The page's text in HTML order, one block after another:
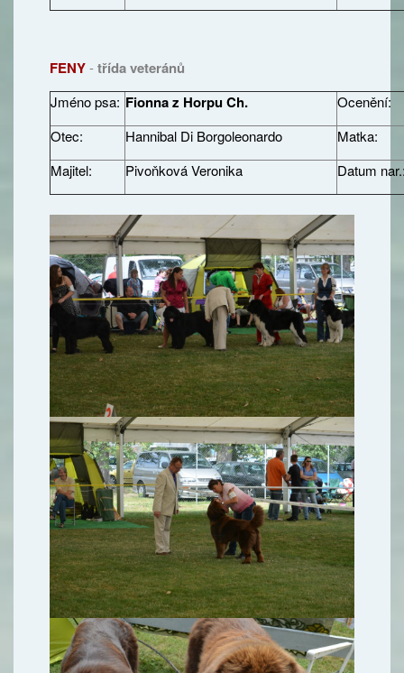
FENY-třída veteránů
Jméno psa: Fionna z Horpu Ch.
Ocenění:
Otec:
Hannibal Di Borgoleonardo
Matka:
Majitel:
Pivoňková Veronika Datum